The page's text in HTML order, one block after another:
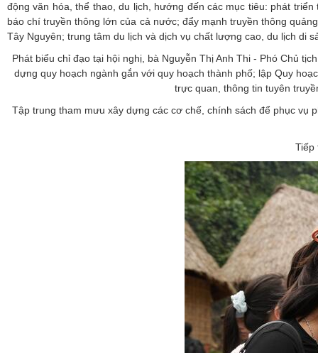
động văn hóa, thể thao, du lịch, hướng đến các mục tiêu: phát
báo chí truyền thông lớn của cả nước; đẩy mạnh truyền thông
Tây Nguyên; trung tâm du lịch và dịch vụ chất lượng cao, du lịch di
Phát biểu chỉ đạo tại hội nghị, bà Nguyễn Thị Anh Thi - Phó Chủ
dựng quy hoạch ngành gắn với quy hoạch thành phố; lập Quy
trực quan, thông tin tuyên
Tập trung tham mưu xây dựng các cơ chế, chính sách để phục
Tiếp